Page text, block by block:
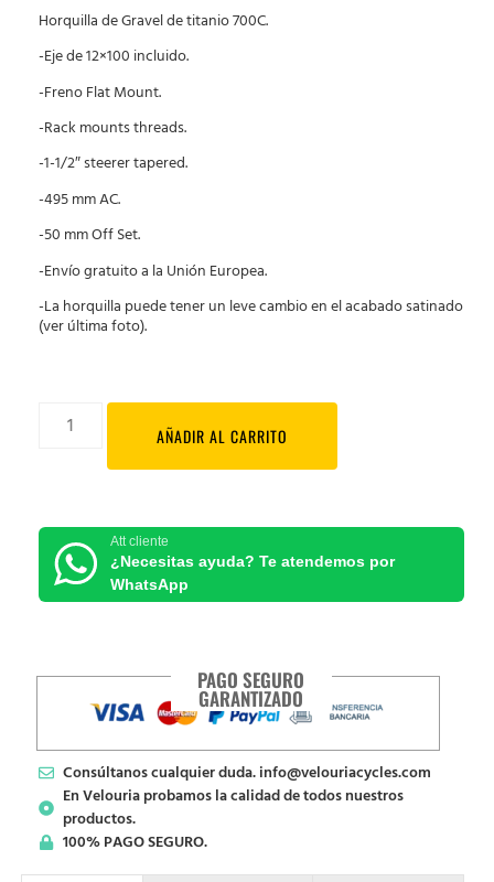
Horquilla de Gravel de titanio 700C.
-Eje de 12×100 incluido.
-Freno Flat Mount.
-Rack mounts threads.
-1-1/2″ steerer tapered.
-495 mm AC.
-50 mm Off Set.
-Envío gratuito a la Unión Europea.
-La horquilla puede tener un leve cambio en el acabado satinado
(ver última foto).
AÑADIR AL CARRITO
Att cliente
¿Necesitas ayuda? Te atendemos por
WhatsApp
PAGO SEGURO
GARANTIZADO
Consúltanos cualquier duda. info@velouriacycles.com
En Velouria probamos la calidad de todos nuestros
productos.
100% PAGO SEGURO.